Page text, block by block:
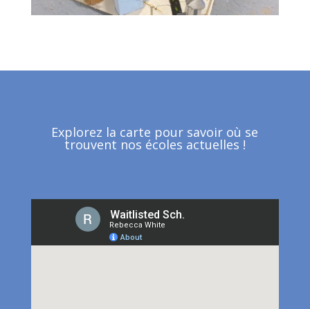
Explorez la carte pour savoir où se
trouvent nos écoles actuelles !